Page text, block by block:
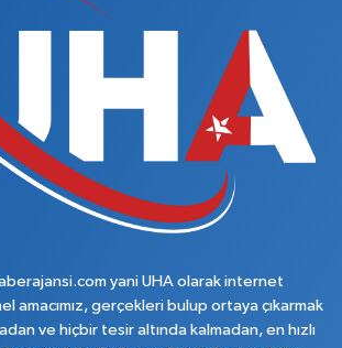
yani UHA olarak internet
amacımız, gerçekleri bulup ortaya çıkarmak
ve hiçbir tesir altında kalmadan, en hızlı